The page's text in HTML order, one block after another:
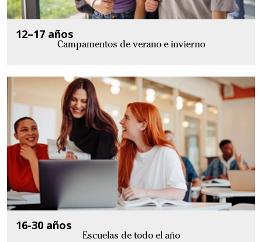
12–17 años
Campamentos de verano e invierno
16-30 años
Escuelas de todo el año